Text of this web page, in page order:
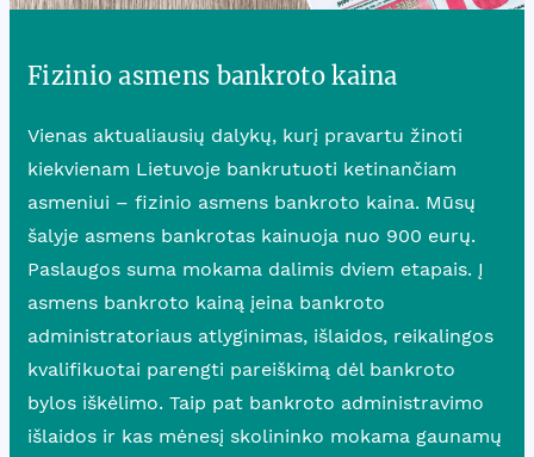
Fizinio asmens bankroto kaina
Vienas aktualiausių dalykų, kurį pravartu žinoti
kiekvienam Lietuvoje bankrutuoti ketinančiam
asmeniui – fizinio asmens bankroto kaina. Mūsų
šalyje asmens bankrotas kainuoja nuo 900 eurų.
Paslaugos suma mokama dalimis dviem etapais. Į
asmens bankroto kainą įeina bankroto
administratoriaus atlyginimas, išlaidos, reikalingos
kvalifikuotai parengti pareiškimą dėl bankroto
bylos iškėlimo. Taip pat bankroto administravimo
išlaidos ir kas mėnesį skolininko mokama gaunamų